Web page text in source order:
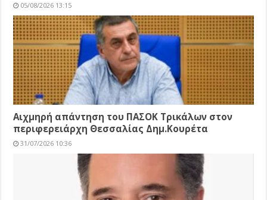
05/08/2026 13:15
Αιχμηρή απάντηση του ΠΑΣΟΚ Τρικάλων στον
περιφερειάρχη Θεσσαλίας Δημ.Κουρέτα
31/07/2026 10:36